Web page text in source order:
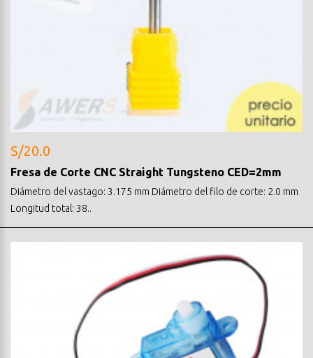
S/20.0
Fresa de Corte CNC Straight Tungsteno CED=2mm
Diámetro del vastago: 3.175 mm Diámetro del filo de corte: 2.0 mm
Longitud total: 38..